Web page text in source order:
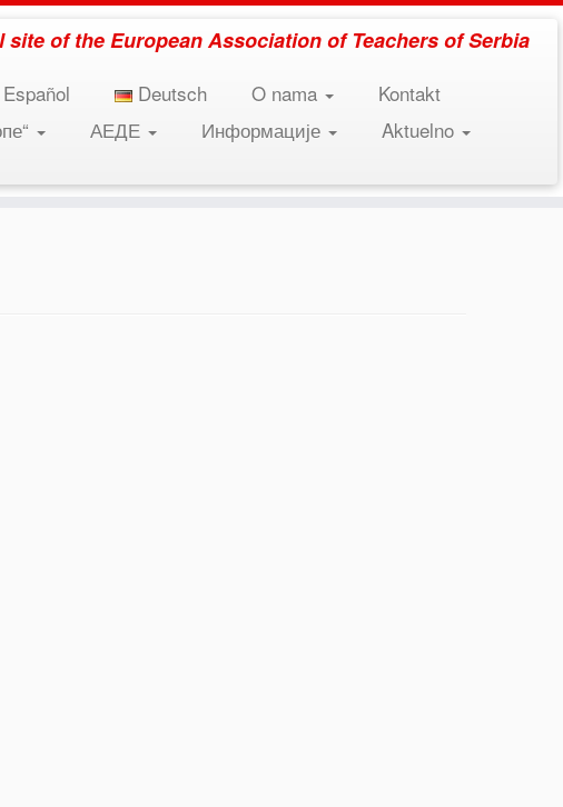
site of the European Association of Teachers of Serbia
Español Deutsch O nama
Kontakt
АЕДЕ Информације
Aktuelno